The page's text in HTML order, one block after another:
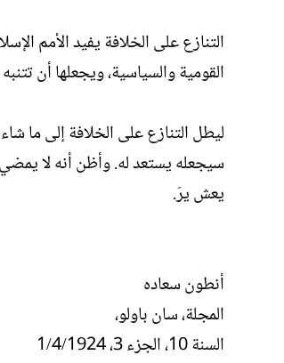
التنازع على الخلافة يفيد الأمم
القومية والسياسية، ويجعلها أن
ليطل التنازع على الخلافة إلى ما
سيجعله يستعد له. وأظن أنه لا
يعش يرَ.
أنطون سعاده
المجلة، سان باولو،
السنة 10، الجزء 3، 1/4/1924